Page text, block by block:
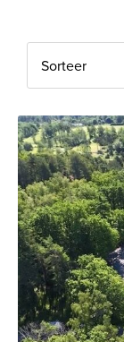
Sorteer